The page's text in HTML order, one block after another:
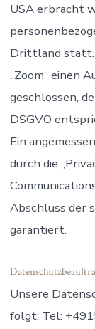
USA erbracht
Drittland statt.
„Zoom“ einen
geschlossen,
DSGVO
Ein
durch die
Abschluss der
garantiert.
Unsere
folgt: Tel: